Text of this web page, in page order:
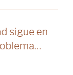
sigue en